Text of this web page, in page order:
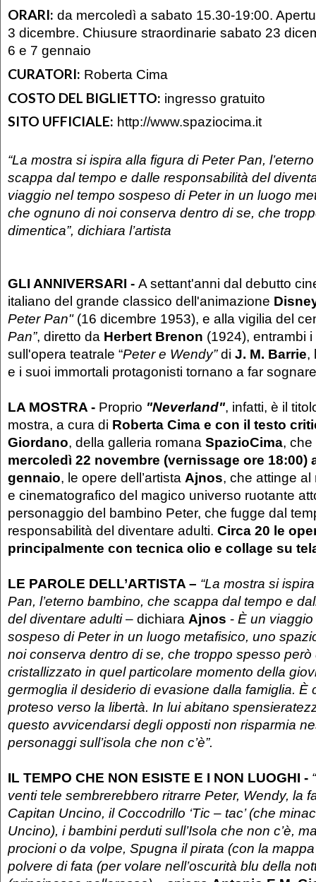
ORARI: da mercoledì a sabato 15.30-19:00.
3 dicembre. Chiusure straordinarie sabato 23
6 e 7 gennaio
CURATORI: Roberta Cima
COSTO DEL BIGLIETTO: ingresso gratuito
SITO UFFICIALE: http://www.spaziocima.it
“La mostra si ispira alla figura di Peter Pan,
scappa dal tempo e dalle responsabilità del
viaggio nel tempo sospeso di Peter in un luogo
che ognuno di noi conserva dentro di se, che
dimentica”, dichiara l’artista
GLI ANNIVERSARI - A settant'anni dal debutto
italiano del grande classico dell'animazione
Peter Pan"(16 dicembre 1953), e alla vigilia del
Pan”, diretto da Herbert Brenon (1924), entrambi
sull'opera teatrale “Peter e Wendy”di J. M. Barrie,
e i suoi immortali protagonisti tornano a far
LA MOSTRA - Proprio "Neverland", infatti, è il
mostra, a cura di Roberta Cima e con il testo
Giordano, della galleria romana SpazioCima,
mercoledì 22 novembre (vernissage ore 18:00)
gennaio, le opere dell’artista Ajnos, che attinge al
e cinematografico del magico universo ruotante
personaggio del bambino Peter, che fugge dal
responsabilità del diventare adulti. Circa 20 le
principalmente con tecnica olio e collage su
LE PAROLE DELL’ARTISTA – “La mostra si
Pan, l’eterno bambino, che scappa dal tempo e
del diventare adulti– dichiara Ajnos - È un
sospeso di Peter in un luogo metafisico, uno
noi conserva dentro di se, che troppo spesso però
cristallizzato in quel particolare momento della
germoglia il desiderio di evasione dalla famiglia. È
proteso verso la libertà. In lui abitano
questo avvicendarsi degli opposti non risparmia
personaggi sull’isola che non c’è”.
IL TEMPO CHE NON ESISTE E I NON LUOGHI -
venti tele sembrerebbero ritrarre Peter, Wendy, la
Capitan Uncino, il Coccodrillo ‘Tic – tac’ (che
Uncino), i bambini perduti sull’Isola che non c’è,
procioni o da volpe, Spugna il pirata (con la
polvere di fata (per volare nell’oscurità blu della